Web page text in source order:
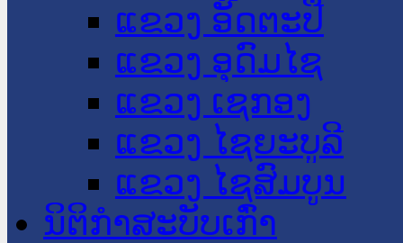
ແຂວງ ອັດຕະປື
ແຂວງ ອຸດົມໄຊ
ແຂວງ ເຊກອງ
ແຂວງ ໄຊຍະບູລີ
ແຂວງ ໄຊສົມບູນ
ນິຕິກໍາສະບັບເກົ່າ